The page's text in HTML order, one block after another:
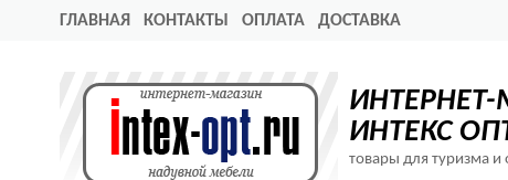
ГЛАВНАЯ КОНТАКТЫ ОПЛАТА ДОСТАВКА
ИНТЕКС
товары для туризма и